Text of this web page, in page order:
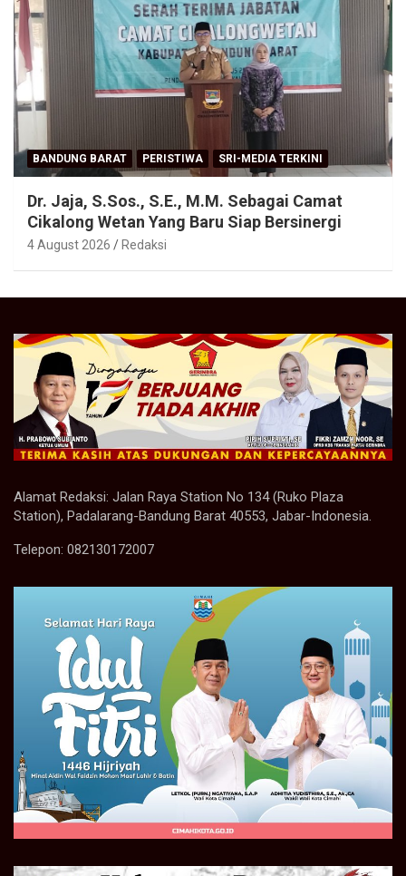
BANDUNG BARAT PERISTIWA SRI-MEDIA TERKINI
Dr. Jaja, S.Sos., S.E., M.M. Sebagai Camat
Cikalong Wetan Yang Baru Siap Bersinergi
4 August 2026 Redaksi
Alamat Redaksi: Jalan Raya Station No 134 (Ruko Plaza
Station), Padalarang-Bandung Barat 40553, Jabar-Indonesia.
Telepon: 082130172007